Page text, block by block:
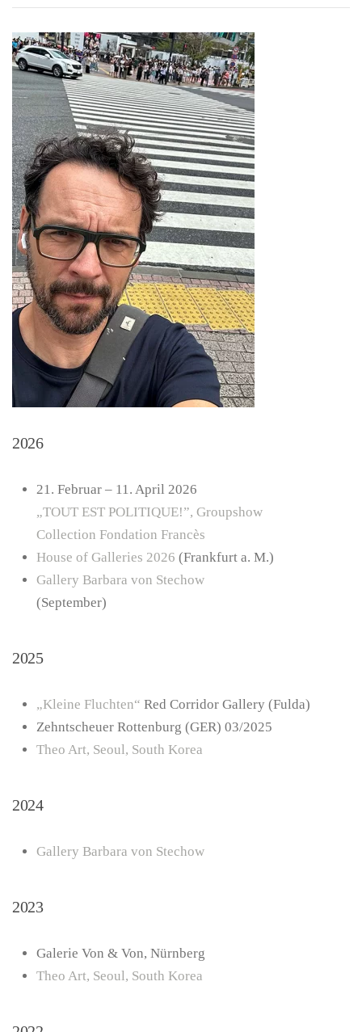
2026
21. Februar – 11. April 2026
„TOUT EST POLITIQUE!”, Groupshow
Collection Fondation Francès
House of Galleries 2026 (Frankfurt a. M.)
Gallery Barbara von Stechow
(September)
2025
„Kleine Fluchten“ Red Corridor Gallery (Fulda)
Zehntscheuer Rottenburg (GER) 03/2025
Theo Art, Seoul, South Korea
2024
Gallery Barbara von Stechow
2023
Galerie Von & Von, Nürnberg
Theo Art, Seoul, South Korea